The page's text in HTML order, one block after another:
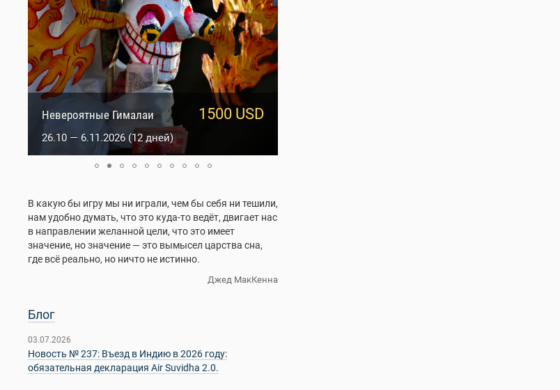
950 USD
Сакральный Ладакх
5.10 — 14.10.2026 (10 дней)
1500 USD
Невероятные Гималаи
26.10 — 6.11.2026 (12 дней)
В какую бы игру мы ни играли, чем бы себя ни тешили,
нам удобно думать, что это куда-то ведёт, двигает нас
в направлении желанной цели, что это имеет
значение, но значение — это вымысел царства сна,
где всё реально, но ничто не истинно.
Джед МакКенна
Блог
03.07.2026
Новость № 237: Въезд в Индию в 2026 году:
обязательная декларация Air Suvidha 2.0.